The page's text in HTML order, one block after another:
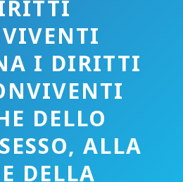
I DIRITTI
DELLO
ALLA
DELLA